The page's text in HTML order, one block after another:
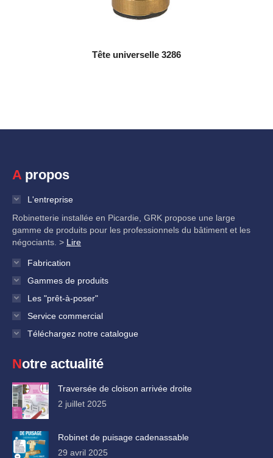
Tête universelle 3286
A propos
L'entreprise
Robinetterie installée en Picardie, GRK propose une large
gamme de produits pour les professionnels du bâtiment et les
négociants. > Lire
Fabrication
Gammes de produits
Les "prêt-à-poser"
Service commercial
Téléchargez notre catalogue
Notre actualité
Traversée de cloison arrivée droite
2 juillet 2025
Robinet de puisage cadenassable
29 avril 2025